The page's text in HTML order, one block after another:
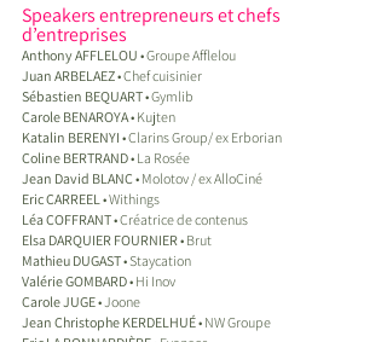
Speakers entrepreneurs et chefs
d’entreprises
Anthony AFFLELOU • Groupe Afflelou
Juan ARBELAEZ • Chef cuisinier
Sébastien BEQUART • Gymlib
Carole BENAROYA • Kujten
Katalin BERENYI • Clarins Group/ ex Erborian
Coline BERTRAND • La Rosée
Jean David BLANC • Molotov / ex AlloCiné
Eric CARREEL • Withings
Léa COFFRANT • Créatrice de contenus
Elsa DARQUIER FOURNIER • Brut
Mathieu DUGAST • Staycation
Valérie GOMBARD • Hi Inov
Carole JUGE • Joone
Jean Christophe KERDELHUÉ • NW Groupe